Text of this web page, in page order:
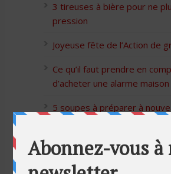
3 tireuses à bière pour ne
pression
Joyeuse fête de l’Action de
Ce qu’il faut prendre en
d’acheter une alarme maison
5 soupes à préparer à
5 idées cadeaux Moulinex
pour l’Action de Grâce